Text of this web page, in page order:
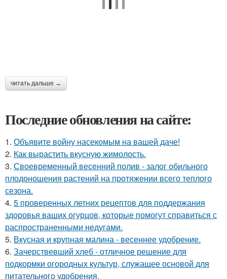
читать дальше →
Последние обновления на сайте:
1. Объявите войну насекомым на вашей даче!
2. Как вырастить вкусную жимолость.
3. Своевременный весенний полив - залог обильного
плодоношения растений на протяжении всего теплого
сезона.
4. 5 проверенных летних рецептов для поддержания
здоровья ваших огурцов, которые помогут справиться с
распространенными недугами.
5. Вкусная и крупная малина - весеннее удобрение.
6. Зачерствевший хлеб - отличное решение для
подкормки огородных культур, служащее основой для
питательного удобрения.